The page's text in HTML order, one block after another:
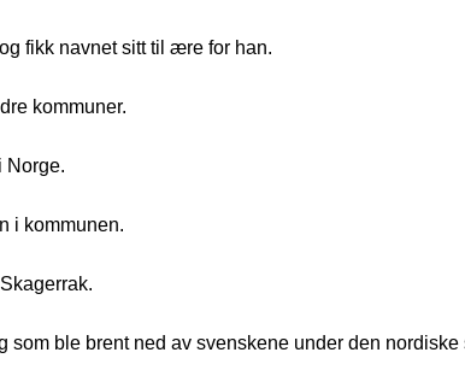
fikk navnet sitt til ære for han.
kommuner.
Norge.
i kommunen.
som ble brent ned av svenskene under den nordiske